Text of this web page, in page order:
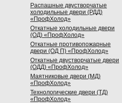
Распашные двустворчатые
холодильные двери (РДД)
«ПрофХолод»
Откатные холодильные двери
(ОД) «ПрофХолод»
Откатные противопожарные
двери (ОД П) «ПрофХолод»
Откатные двустворчатые двери
(ОДД) «ПрофХолод»
Маятниковые двери (МД)
«ПрофХолод»
Технологические двери (ТД)
«ПрофХолод»